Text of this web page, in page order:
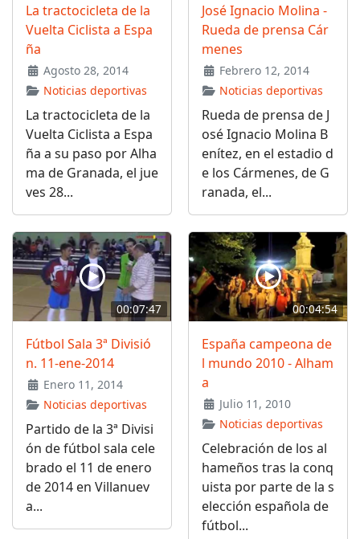
La tractocicleta de la
Vuelta Ciclista a Espa
ña
Agosto 28, 2014
Noticias deportivas
La tractocicleta de la
Vuelta Ciclista a Espa
ña a su paso por Alha
ma de Granada, el jue
ves 28...
José Ignacio Molina -
Rueda de prensa Cár
menes
Febrero 12, 2014
Noticias deportivas
Rueda de prensa de J
osé Ignacio Molina B
enítez, en el estadio d
e los Cármenes, de G
ranada, el...
00:07:47
Fútbol Sala 3ª Divisió
n. 11-ene-2014
Enero 11, 2014
Noticias deportivas
Partido de la 3ª Divisi
ón de fútbol sala cele
brado el 11 de enero
de 2014 en Villanuev
a...
00:04:54
España campeona de
l mundo 2010 - Alham
a
Julio 11, 2010
Noticias deportivas
Celebración de los al
hameños tras la conq
uista por parte de la s
elección española de
fútbol...